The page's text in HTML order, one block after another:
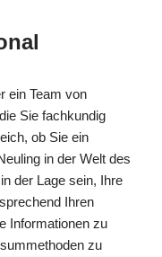
ein Team von
Sie fachkundig
ob Sie ein
in der Welt des
der Lage sein, Ihre
Ihren
Informationen zu
zu